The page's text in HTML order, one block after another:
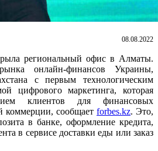
08.08.2022
региональный офис в Алматы.
онлайн-финансов Украины,
c первым технологическим
цифрового маркетинга, которая
клиентов для финансовых
коммерции, сообщает forbes.kz. Это,
в банке, оформление кредита,
в сервисе доставки еды или заказ